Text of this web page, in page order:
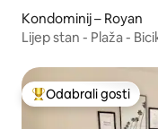
Kondominij – Royan
Lijep stan - Plaža -
Među najviše
Odabrali gosti